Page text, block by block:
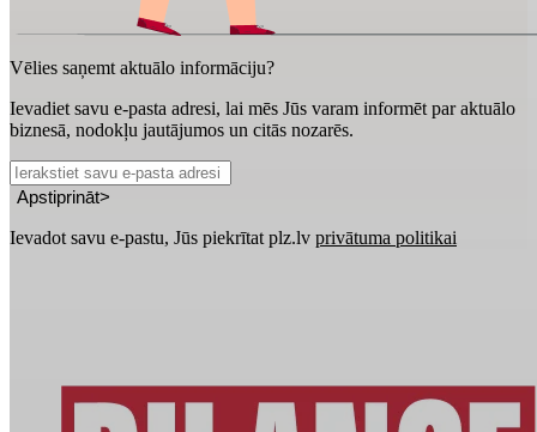
Vēlies saņemt aktuālo informāciju?
Ievadiet savu e-pasta adresi, lai mēs Jūs varam informēt par aktuālo
biznesā, nodokļu jautājumos un citās nozarēs.
Apstiprināt>
Ievadot savu e-pastu, Jūs piekrītat plz.lv privātuma politikai